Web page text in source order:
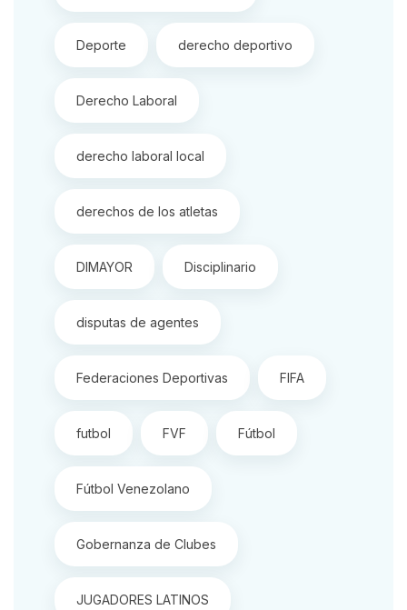
Deporte derecho deportivo
Derecho Laboral
derecho laboral local
derechos de los atletas
DIMAYOR Disciplinario
disputas de agentes
Federaciones Deportivas FIFA
futbol FVF Fútbol
Fútbol Venezolano
Gobernanza de Clubes
JUGADORES LATINOS